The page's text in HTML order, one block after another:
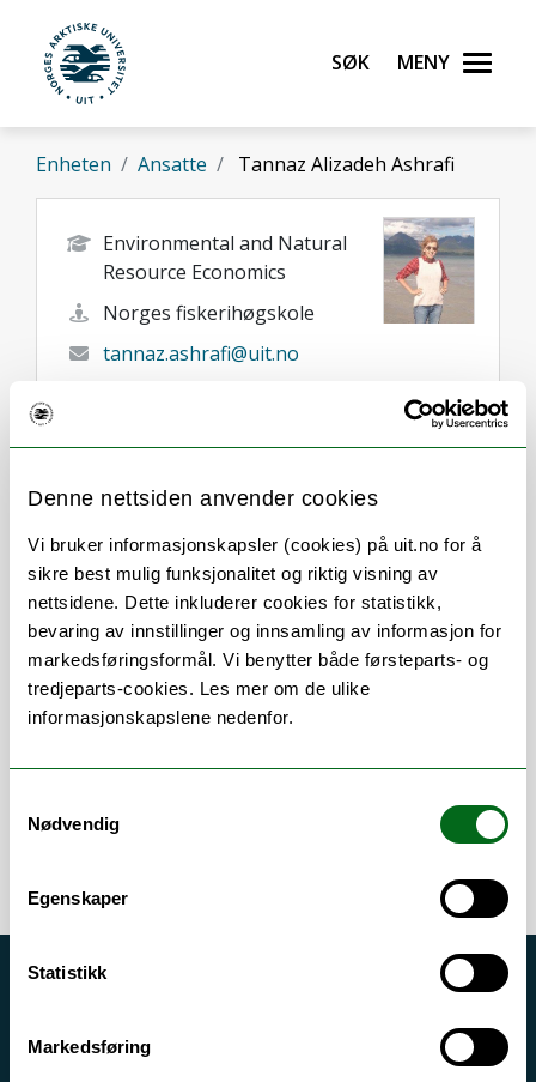
Denne nettsiden anvender cookies
Vi bruker informasjonskapsler (cookies) på uit.no for å
sikre best mulig funksjonalitet og riktig visning av
nettsidene. Dette inkluderer cookies for statistikk,
bevaring av innstillinger og innsamling av informasjon for
markedsføringsformål. Vi benytter både førsteparts- og
tredjeparts-cookies. Les mer om de ulike
informasjonskapslene nedenfor.
Nødvendig
Egenskaper
Statistikk
Markedsføring
Gå til hovedinnhold
UiT Norges arktiske universitet
Søk Meny
Enheten Ansatte Tannaz Alizadeh Ashrafi
Environmental and Natural
Resource Economics
Norges fiskerihøgskole
tannaz.ashrafi@uit.no
Om
Forskning og undervisning
Publikasjoner
Her finner du meg
Si ifra!